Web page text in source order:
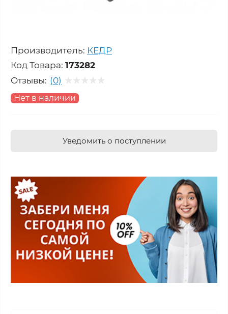
Производитель: КЕДР
Код Товара: 173282
Отзывы: (0)
Нет в наличии
Уведомить о поступлении